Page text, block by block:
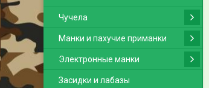
Чучела
Манки и пахучие приманки
Электронные манки
Засидки и лабазы